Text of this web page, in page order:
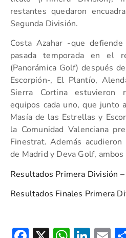
restantes quedaron
Segunda División.
Costa Azahar -que
pasada temporada en el
(Panorámica Golf) después
Escorpión-, El Plantío,
Sierra Cortina estuvieron
equipos cada uno, que junto
Masía de las Estrellas y
la Comunidad Valenciana
Finestrat. Además
de Madrid y Deva Golf, ambos
Resultados Primera División
Resultados Finales Primera